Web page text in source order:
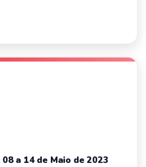
a 14 de Maio de 2023